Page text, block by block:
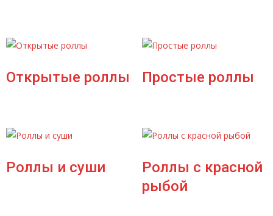
Открытые роллы Простые роллы
Роллы и суши
Роллы с красной
рыбой